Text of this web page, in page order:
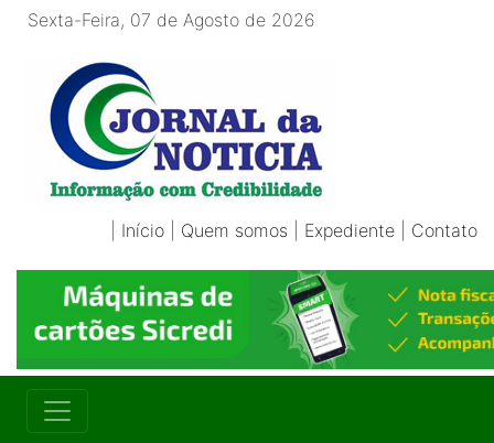
Sexta-Feira, 07 de Agosto de 2026
Início Quem somos Expediente Contato